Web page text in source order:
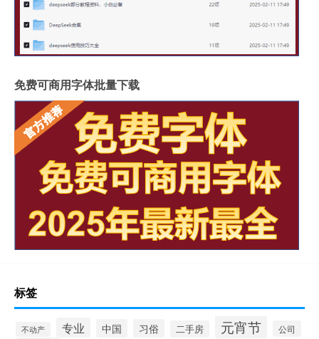
免费可商用字体批量下载
标签
不动产 专业 中国 习俗 二手房 元宵节 公司